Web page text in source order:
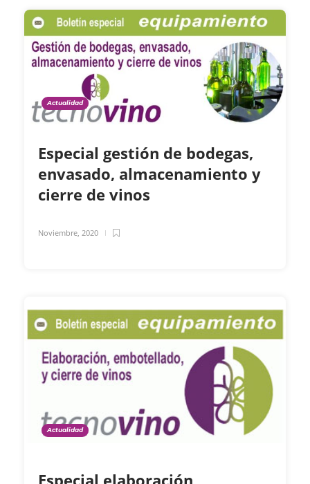
Actualidad
Especial gestión de bodegas,
envasado, almacenamiento y
cierre de vinos
Noviembre, 2020
Actualidad